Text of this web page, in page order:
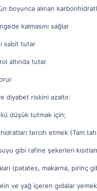
boyunca alınan
kalmasını sağlar
sabit tutar
altında tutar
diyabet riskini azaltır.
düşük tutmak için;
tercih etmek (Tam
gibi rafine şekerleri
(patates, makarna, pirinç
ve yağ içeren gıdalar yemek